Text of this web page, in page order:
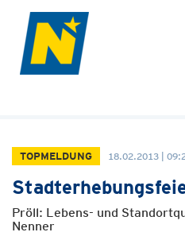
TOPMELDUNG 18.02.2013 |
Pröll: Lebens- und
Nenner